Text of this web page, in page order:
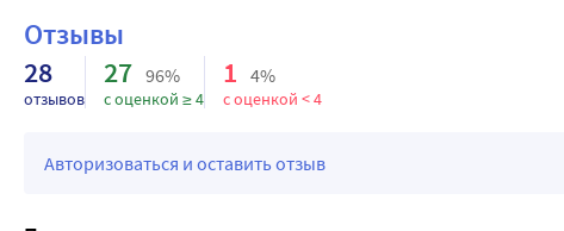
Отзывы
28
отзывов
27 96%
с оценкой ≥ 4
1 4%
с оценкой < 4
Авторизоваться и оставить отзыв